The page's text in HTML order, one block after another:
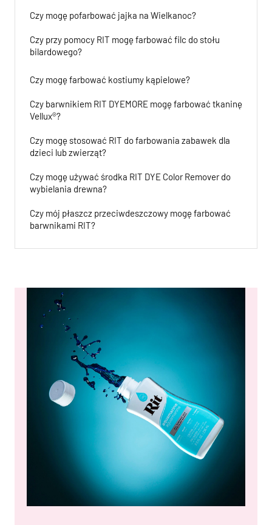
Czy mogę pofarbować jajka na Wielkanoc?
Czy przy pomocy RIT mogę farbować filc do stołu
bilardowego?
Czy mogę farbować kostiumy kąpielowe?
Czy barwnikiem RIT DYEMORE mogę farbować tkaninę
Vellux®?
Czy mogę stosować RIT do farbowania zabawek dla
dzieci lub zwierząt?
Czy mogę używać środka RIT DYE Color Remover do
wybielania drewna?
Czy mój płaszcz przeciwdeszczowy mogę farbować
barwnikami RIT?